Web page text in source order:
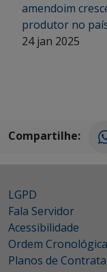
amendoim
produtor no
24 jan 2025
Compartilhe:
LGPD
Fala Servidor
Acessibilidade
Ordem
Planos de